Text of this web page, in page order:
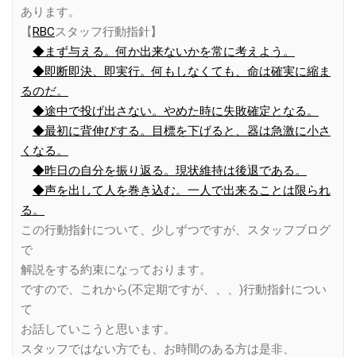
あります。
【RBCスタッフ行動指針】
◆まず与える。何か出来ないかを常に考えよう。
◆即断即決、即実行。何もしなくても、命は確実に縮ま
るのだ。
◆途中で投げ出さない。やめた時に失敗確定となる。
◆最初に背伸びする。目標を下げると、器は急激に小さ
くなる。
◆昨日の自分を振り返る。現状維持は後退である。
◆声を出して人を巻き込む。一人で出来ることは限られ
る。
この行動指針について、少しずつですが、スタッフブログ
で
解説をする約束になっております。
ですので、これから(不定期ですが、、、)行動指針につい
て
お話していこうと思います。
スタッフではない方でも、お時間のある方は是非、